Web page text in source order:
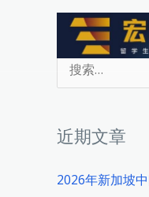
搜
索
近期文章
2026年新加坡